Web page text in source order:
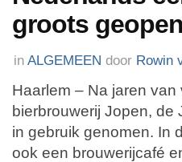
groots
in ALGEMEEN door Rowin
Haarlem – Na jaren
bierbrouwerij Jopen,
in gebruik genomen. In
ook een brouwerijcafé